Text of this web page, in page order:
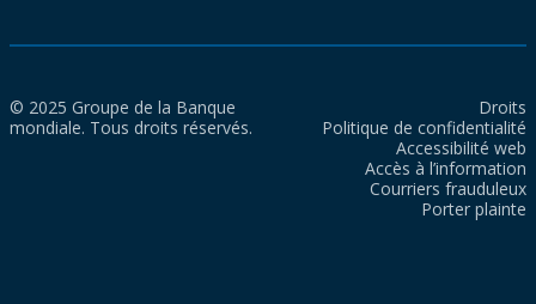
© 2025 Groupe de la Banque
mondiale. Tous droits réservés.
Droits
Politique de confidentialité
Accessibilité web
Accès à l’information
Courriers frauduleux
Porter plainte